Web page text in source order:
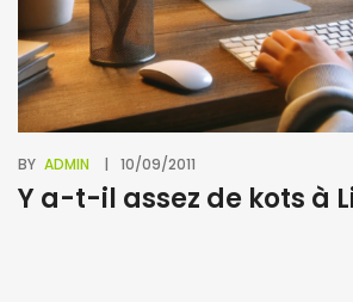
BY ADMIN 10/09/2011
Y a-t-il assez de kots à